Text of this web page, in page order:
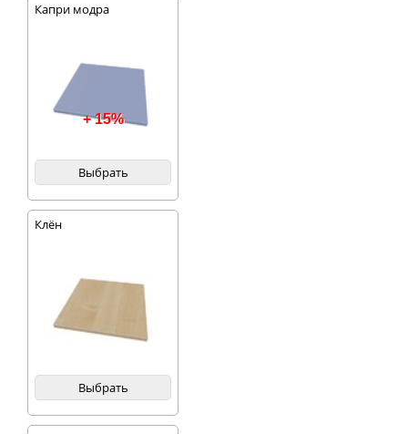
Капри модра
+ 15%
Выбрать
Клён
Выбрать